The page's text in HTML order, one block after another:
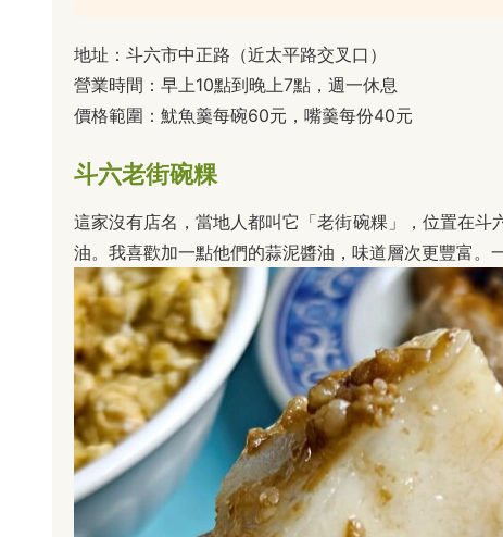
地址：斗六市中正路（近太平路交叉口）
營業時間：早上10點到晚上7點，週一休息
價格範圍：魷魚羹每碗60元，嘴羹每份40元
斗六老街碗粿
這家沒有店名，當地人都叫它「老街碗粿」，位置在
油。我喜歡加一點他們的蒜泥醬油，味道層次更豐富。